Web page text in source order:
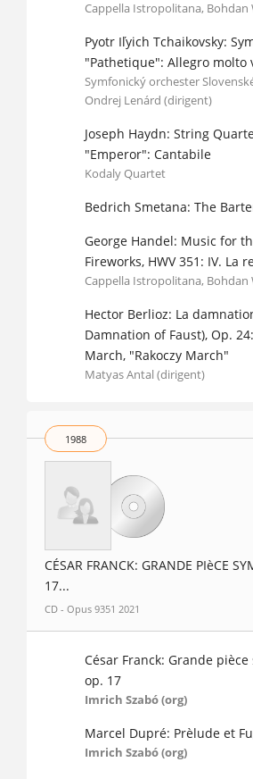
Cappella Istropolitana, Bohdan
Pyotr Iľyich Tchaikovsky:
"Pathetique": Allegro molto
Symfonický orchester
Ondrej Lenárd (dirigent)
Joseph Haydn: String
"Emperor": Cantabile
Kodaly Quartet
Bedrich Smetana: The
George Handel: Music for
Fireworks, HWV 351: IV. La
Cappella Istropolitana, Bohdan
Hector Berlioz: La
Damnation of Faust), Op.
March, "Rakoczy March"
Matyas Antal (dirigent)
1988
CÉSAR FRANCK: GRANDE PIèCE
17...
CD - Opus 9351 2021
César Franck: Grande
op. 17
Imrich Szabó (org)
Marcel Dupré: Prèlude et
Imrich Szabó (org)